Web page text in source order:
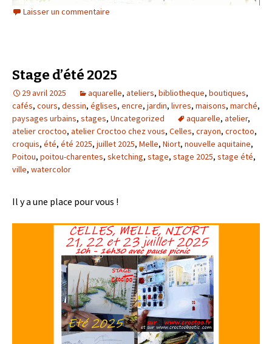
Laisser un commentaire
Stage d’été 2025
29 avril 2025 aquarelle, ateliers, bibliotheque, boutiques,
cafés, cours, dessin, églises, encre, jardin, livres, maisons, marché,
paysages urbains, stages, Uncategorized aquarelle, atelier,
atelier croctoo, atelier Croctoo chez vous, Celles, crayon, croctoo,
croquis, été, été 2025, juillet 2025, Melle, Niort, nouvelle aquitaine,
Poitou, poitou-charentes, sketching, stage, stage 2025, stage été,
ville, watercolor
Il y a une place pour vous !